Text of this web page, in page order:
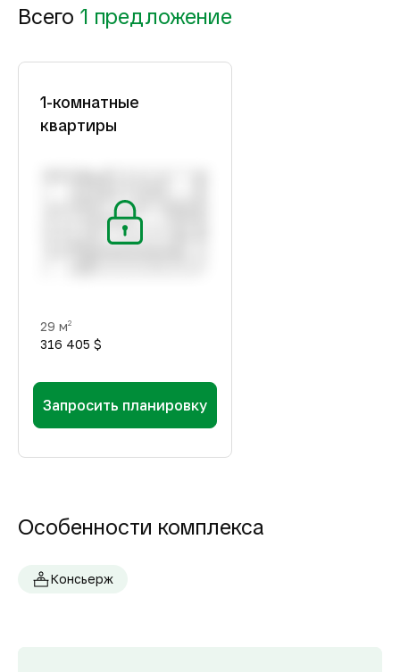
Всего 1 предложение
1-комнатные
квартиры
29 м2
316 405 $
Запросить планировку
Особенности комплекса
Консьерж